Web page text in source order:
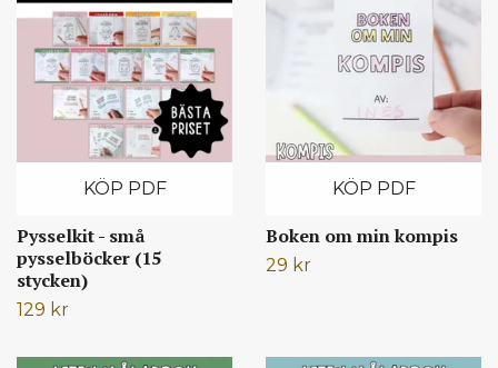
KÖP PDF
Pysselkit - små
pysselböcker (15
stycken)
129 kr
KÖP PDF
Boken om min kompis
29 kr